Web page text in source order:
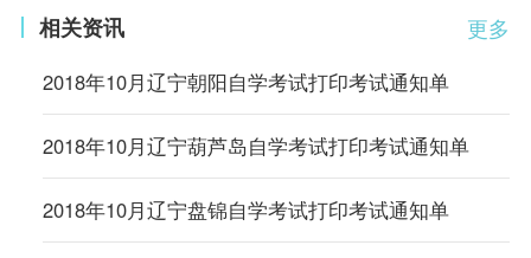
更多
相关资讯
2018年10月辽宁朝阳自学考试打印考试通知单
2018年10月辽宁葫芦岛自学考试打印考试通知单
2018年10月辽宁盘锦自学考试打印考试通知单